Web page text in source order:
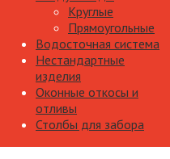
Круглые
Прямоугольные
Водосточная система
Нестандартные
изделия
Оконные откосы и
отливы
Столбы для забора